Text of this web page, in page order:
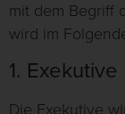
mit dem Begriff
wird im
1. Exekutive
Die Exekutive